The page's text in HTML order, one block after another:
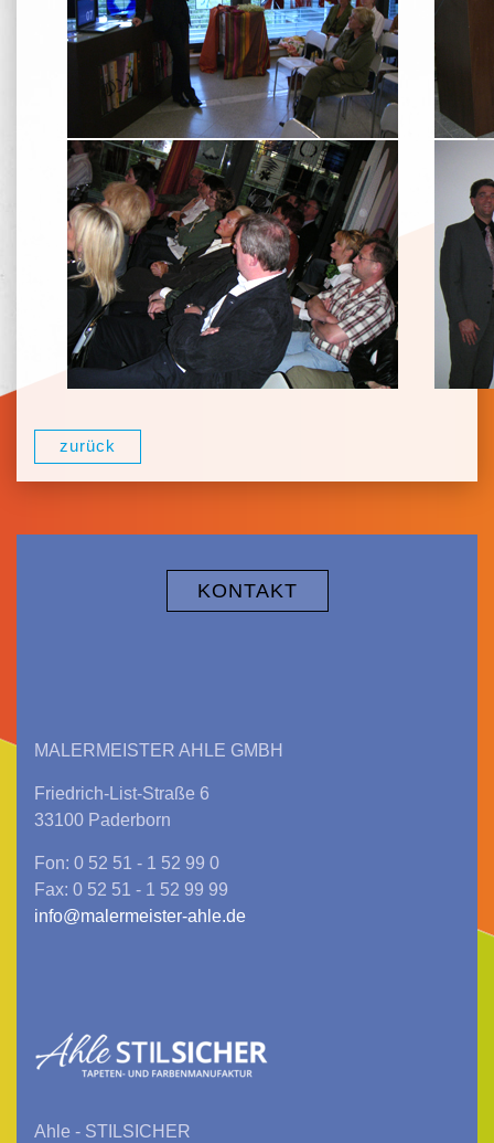
zurück
KONTAKT
MALERMEISTER AHLE GMBH
Friedrich-List-Straße 6
33100 Paderborn
Fon: 0 52 51 - 1 52 99 0
Fax: 0 52 51 - 1 52 99 99
info@malermeister-ahle.de
Ahle - STILSICHER